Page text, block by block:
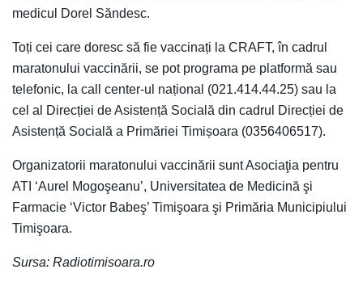
medicul Dorel Săndesc.
Toți cei care doresc să fie vaccinați la CRAFT, în cadrul
maratonului vaccinării, se pot programa pe platformă sau
telefonic, la call center-ul național (021.414.44.25) sau la
cel al Direcției de Asistență Socială din cadrul Direcției de
Asistență Socială a Primăriei Timișoara (0356406517).
Organizatorii maratonului vaccinării sunt Asociaţia pentru
ATI ‘Aurel Mogoşeanu’, Universitatea de Medicină şi
Farmacie ‘Victor Babeş’ Timişoara şi Primăria Municipiului
Timişoara.
Sursa: Radiotimisoara.ro